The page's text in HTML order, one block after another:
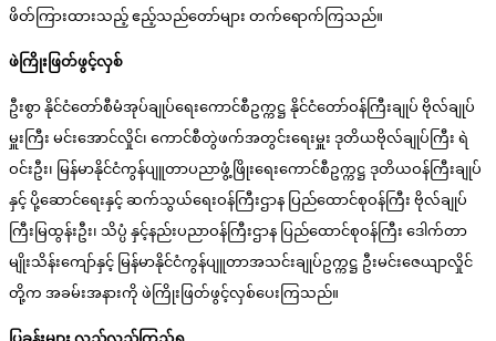
ဖိတ်ကြားထားသည့် ဧည့်သည်တော်များ တက်ရောက်ကြသည်။
ဖဲကြိုးဖြတ်ဖွင့်လှစ်
ဦးစွာ နိုင်ငံတော်စီမံအုပ်ချုပ်ရေးကောင်စီဥက္ကဋ္ဌ နိုင်ငံတော်ဝန်ကြီးချုပ် ဗိုလ်ချုပ်
မှူးကြီး မင်းအောင်လှိုင်၊ ကောင်စီတွဲဖက်အတွင်းရေးမှူး ဒုတိယဗိုလ်ချုပ်ကြီး ရဲ
ဝင်းဦး၊ မြန်မာနိုင်ငံကွန်ပျူတာပညာဖွံ့ဖြိုးရေးကောင်စီဥက္ကဋ္ဌ ဒုတိယဝန်ကြီးချုပ်
နှင့် ပို့ဆောင်ရေးနှင့် ဆက်သွယ်ရေးဝန်ကြီးဌာန ပြည်ထောင်စုဝန်ကြီး ဗိုလ်ချုပ်
ကြီးမြထွန်းဦး၊ သိပ္ပံ နှင့်နည်းပညာဝန်ကြီးဌာန ပြည်ထောင်စုဝန်ကြီး ဒေါက်တာ
မျိုးသိန်းကျော်နှင့် မြန်မာနိုင်ငံကွန်ပျူတာအသင်းချုပ်ဥက္ကဋ္ဌ ဦးမင်းဇေယျာလှိုင်
တို့က အခမ်းအနားကို ဖဲကြိုးဖြတ်ဖွင့်လှစ်ပေးကြသည်။